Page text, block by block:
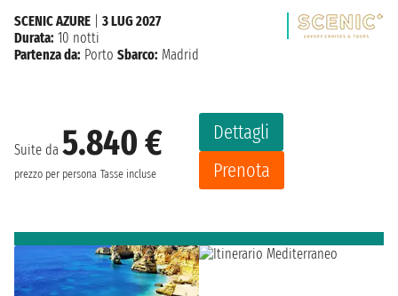
Suite da 5.840 €
prezzo per persona Tasse incluse
Dettagli
Prenota
SCENIC AZURE
3 LUG 2027
Durata: 10 notti
Partenza da: Porto Sbarco: Madrid